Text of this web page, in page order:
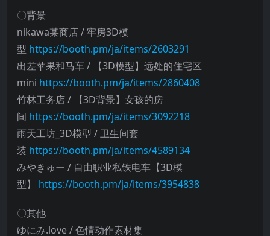
〇背景
nikawa某商店 / 牢房3D模
型 https://booth.pm/ja/items/2603291
出差苹果和马车 / 【3D模型】远处的住宅区
mini https://booth.pm/ja/items/2860408
竹林工务店 / 【3D背景】女孩的房
间 https://booth.pm/ja/items/3092218
雨天工坊_3D模型 / 卫生间套
装 https://booth.pm/ja/items/4589134
みやきゅー / 自由职业私铁电车【3D模
型】 https://booth.pm/ja/items/3954838
〇其他
ゆにみ.love / 色情动作素材集